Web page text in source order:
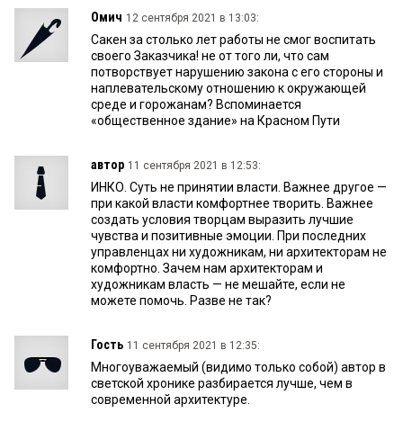
Омич 12 сентября 2021 в 13:03:
Сакен за столько лет работы не смог воспитать
своего Заказчика! не от того ли, что сам
потворствует нарушению закона с его стороны и
наплевательскому отношению к окружающей
среде и горожанам? Вспоминается
«общественное здание» на Красном Пути
автор 11 сентября 2021 в 12:53:
ИНКО. Суть не принятии власти. Важнее другое —
при какой власти комфортнее творить. Важнее
создать условия творцам выразить лучшие
чувства и позитивные эмоции. При последних
управленцах ни художникам, ни архитекторам не
комфортно. Зачем нам архитекторам и
художникам власть — не мешайте, если не
можете помочь. Разве не так?
Гость 11 сентября 2021 в 12:35:
Многоуважаемый (видимо только собой) автор в
светской хронике разбирается лучше, чем в
современной архитектуре.